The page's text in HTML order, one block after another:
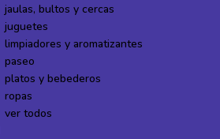
jaulas, bultos y cercas
juguetes
limpiadores y aromatizantes
paseo
platos y bebederos
ropas
ver todos